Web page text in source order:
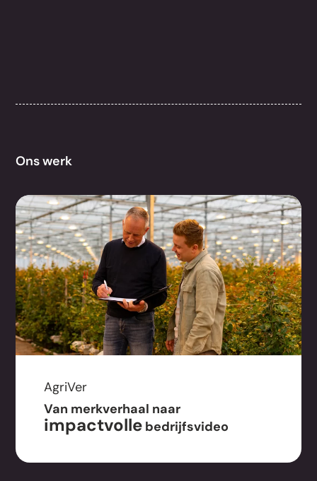
Ons werk
AgriVer
Van merkverhaal naar
impactvolle bedrijfsvideo